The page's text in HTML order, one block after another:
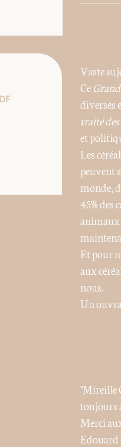
Vaste
Ce
diverses
traité
et
Les
peuvent
monde,
45% des
animaux
Et pour
aux
nous.
Un
"Mireille
toujours
Merci
Edouard